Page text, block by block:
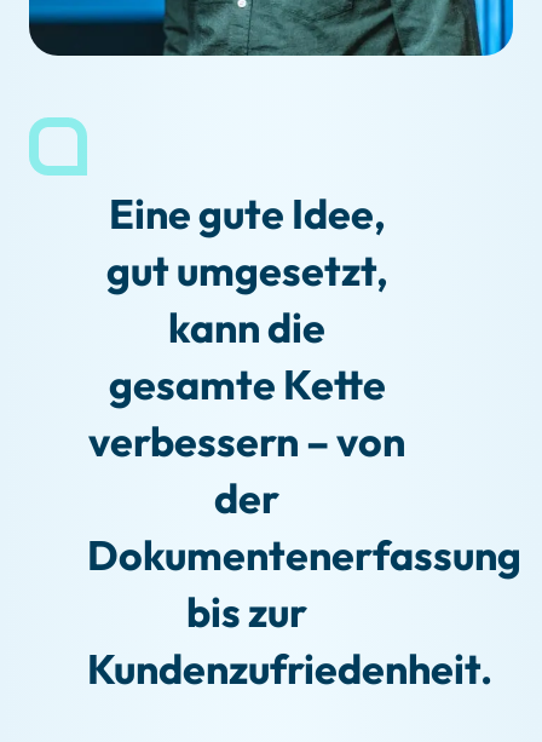
Eine gute Idee,
gut umgesetzt,
kann die
gesamte Kette
verbessern – von
der
Dokumentenerfassung
bis zur
Kundenzufriedenheit.